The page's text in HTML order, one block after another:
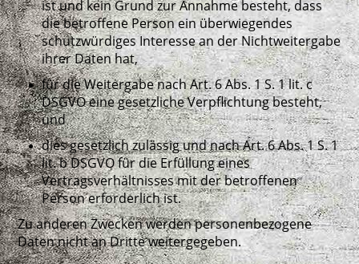
ist und kein Grund zur Annahme besteht, dass
die betroffene Person ein überwiegendes
schutzwürdiges Interesse an der Nichtweitergabe
ihrer Daten hat,
für die Weitergabe nach Art. 6 Abs. 1 S. 1 lit. c
DSGVO eine gesetzliche Verpflichtung besteht,
und
dies gesetzlich zulässig und nach Art. 6 Abs. 1 S. 1
lit. b DSGVO für die Erfüllung eines
Vertragsverhältnisses mit der betroffenen
Person erforderlich ist.
Zu anderen Zwecken werden personenbezogene
Daten nicht an Dritte weitergegeben.